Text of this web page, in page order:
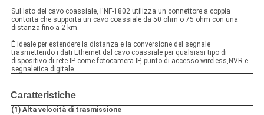
Sul lato del cavo coassiale, l'NF-1802 utilizza un connettore a coppia
contorta che supporta un cavo coassiale da 50 ohm o 75 ohm con una
distanza fino a 2 km.
È ideale per estendere la distanza e la conversione del segnale
trasmettendo i dati Ethernet dal cavo coassiale per qualsiasi tipo di
dispositivo di rete IP come fotocamera IP, punto di accesso wireless,NVR e
segnaletica digitale.
Caratteristiche
(1) Alta velocità di trasmissione